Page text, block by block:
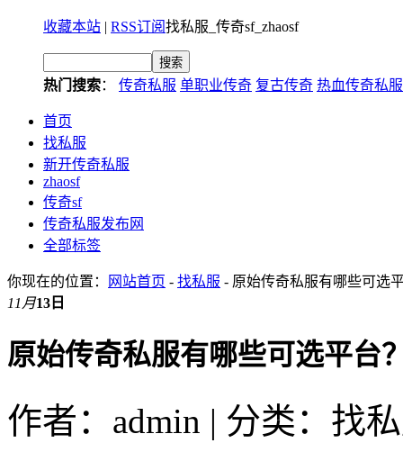
收藏本站 | RSS订阅找私服_传奇sf_zhaosf
热门搜索： 传奇私服 单职业传奇 复古传奇 热血传奇私服
首页
找私服
新开传奇私服
zhaosf
传奇sf
传奇私服发布网
全部标签
你现在的位置： 网站首页 - 找私服 - 原始传奇私服有哪些可选
11月13日
原始传奇私服有哪些可选平台
作者：admin | 分类：找